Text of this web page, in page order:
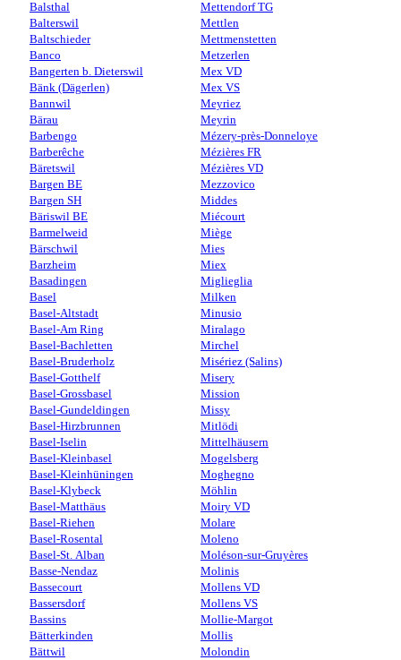
Balsthal
Balterswil
Baltschieder
Banco
Bangerten b. Dieterswil
Bänk (Dägerlen)
Bannwil
Bärau
Barbengo
Barberêche
Bäretswil
Bargen BE
Bargen SH
Bäriswil BE
Barmelweid
Bärschwil
Barzheim
Basadingen
Basel
Basel-Altstadt
Basel-Am Ring
Basel-Bachletten
Basel-Bruderholz
Basel-Gotthelf
Basel-Grossbasel
Basel-Gundeldingen
Basel-Hirzbrunnen
Basel-Iselin
Basel-Kleinbasel
Basel-Kleinhüningen
Basel-Klybeck
Basel-Matthäus
Basel-Riehen
Basel-Rosental
Basel-St. Alban
Basse-Nendaz
Bassecourt
Bassersdorf
Bassins
Bätterkinden
Bättwil
Mettendorf TG
Mettlen
Mettmenstetten
Metzerlen
Mex VD
Mex VS
Meyriez
Meyrin
Mézery-près-Donneloye
Mézières FR
Mézières VD
Mezzovico
Middes
Miécourt
Miège
Mies
Miex
Miglieglia
Milken
Minusio
Miralago
Mirchel
Misériez (Salins)
Misery
Mission
Missy
Mitlödi
Mittelhäusern
Mogelsberg
Moghegno
Möhlin
Moiry VD
Molare
Moleno
Moléson-sur-Gruyères
Molinis
Mollens VD
Mollens VS
Mollie-Margot
Mollis
Molondin